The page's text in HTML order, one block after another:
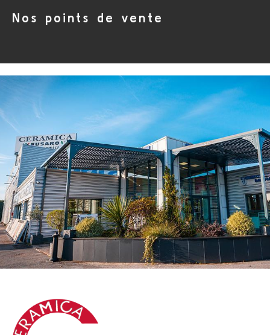
Nos points de vente